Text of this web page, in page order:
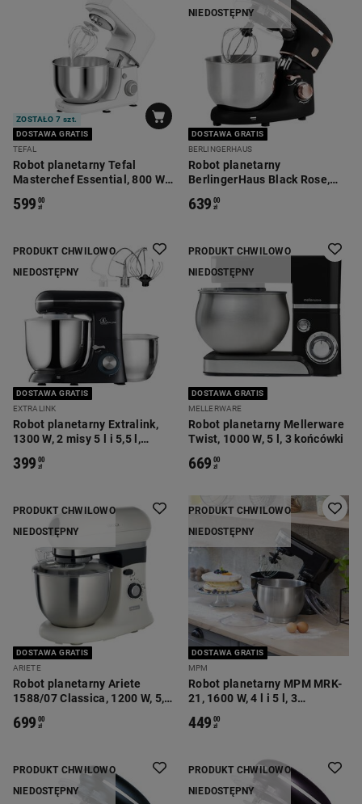
ZOSTAŁO 7 szt.
DOSTAWA GRATIS
TEFAL
Robot planetarny Tefal
Masterchef Essential, 800 W,
599 00
zł
NIEDOSTĘPNY
DOSTAWA GRATIS
BERLINGERHAUS
Robot planetarny
BerlingerHaus Black Rose,
639 00
zł
PRODUKT CHWILOWO
NIEDOSTĘPNY
DOSTAWA GRATIS
EXTRALINK
Robot planetarny Extralink,
1300 W, 2 misy 5 l i 5,5 l,
399 00
zł
PRODUKT CHWILOWO
NIEDOSTĘPNY
DOSTAWA GRATIS
MELLERWARE
Robot planetarny Mellerware
Twist, 1000 W, 5 l, 3 końcówki
669 00
zł
PRODUKT CHWILOWO
NIEDOSTĘPNY
DOSTAWA GRATIS
ARIETE
Robot planetarny Ariete
1588/07 Classica, 1200 W, 5,5
699 00
zł
PRODUKT CHWILOWO
NIEDOSTĘPNY
DOSTAWA GRATIS
MPM
Robot planetarny MPM MRK-
21, 1600 W, 4 l i 5 l, 3
449 00
zł
PRODUKT CHWILOWO
NIEDOSTĘPNY
PRODUKT CHWILOWO
NIEDOSTĘPNY